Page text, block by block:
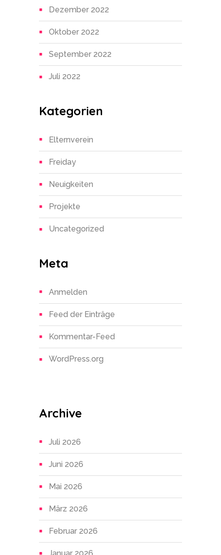
Dezember 2022
Oktober 2022
September 2022
Juli 2022
Kategorien
Elternverein
Freiday
Neuigkeiten
Projekte
Uncategorized
Meta
Anmelden
Feed der Einträge
Kommentar-Feed
WordPress.org
Archive
Juli 2026
Juni 2026
Mai 2026
März 2026
Februar 2026